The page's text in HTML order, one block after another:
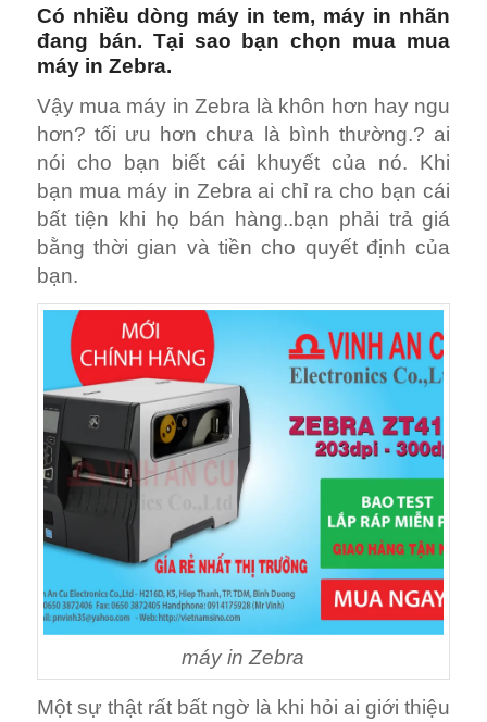
Có nhiều dòng máy in tem, máy in nhãn
đang bán. Tại sao bạn chọn mua mua
máy in Zebra.
Vậy mua máy in Zebra là khôn hơn hay ngu
hơn? tối ưu hơn chưa là bình thường.? ai
nói cho bạn biết cái khuyết của nó. Khi
bạn mua máy in Zebra ai chỉ ra cho bạn cái
bất tiện khi họ bán hàng..bạn phải trả giá
bằng thời gian và tiền cho quyết định của
bạn.
máy in Zebra
Một sự thật rất bất ngờ là khi hỏi ai giới thiệu